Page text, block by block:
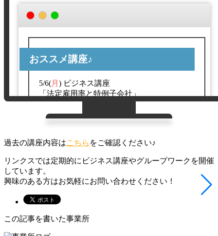
おススメ講座♪
5/6(月 ) ビジネス講座
「法定雇用率と特例子会社」
障害者雇用において法定雇用率は重要なポイ
過去の講座内容はこちら をご確認ください♪
リンクスでは定期的にビジネス講座やグループワークを開催
しています。
興味のある方はお気軽にお問い合わせください！
この記事を書いた事業所